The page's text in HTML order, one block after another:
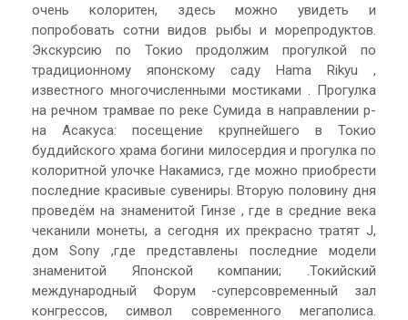
очень колоритен, здесь можно увидеть и
попробовать сотни видов рыбы и морепродуктов.
Экскурсию по Токио продолжим прогулкой по
традиционному японскому саду Hama Rikyu ,
известного многочисленными мостиками . Прогулка
на речном трамвае по реке Сумида в направлении р-
на Асакуса: посещение крупнейшего в Токио
буддийского храма богини милосердия и прогулка по
колоритной улочке Накамисэ, где можно приобрести
последние красивые сувениры. Вторую половину дня
проведём на знаменитой Гинзе , где в средние века
чеканили монеты, а сегодня их прекрасно тратят J,
дом Sony ,где представлены последние модели
знаменитой Японской компании; .Токийский
международный Форум -суперсовременный зал
конгрессов, символ современного мегаполиса.